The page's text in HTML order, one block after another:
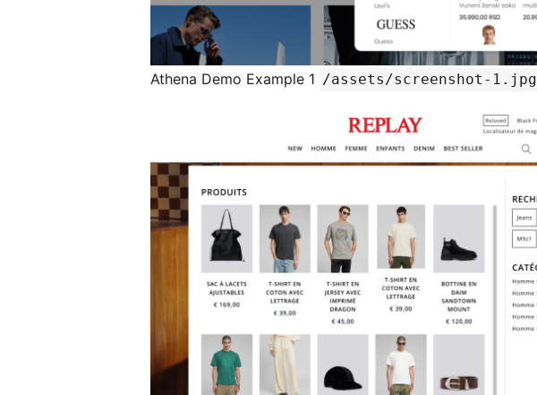
Athena Demo Example 1 /assets/screenshot-1.jpg